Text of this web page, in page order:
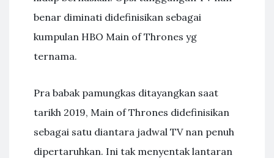
benar diminati didefinisikan sebagai
kumpulan HBO Main of Thrones yg
ternama.
Pra babak pamungkas ditayangkan saat
tarikh 2019, Main of Thrones didefinisikan
sebagai satu diantara jadwal TV nan penuh
dipertaruhkan. Ini tak menyentak lantaran